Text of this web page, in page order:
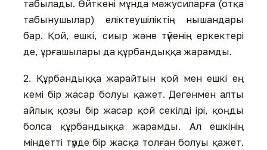
табылады. Өйткені мұнда мәжусиларға (отқа
табынушылар) еліктеушіліктің нышандары
бар. Қой, ешкі, сиыр және түйенің еркектері
де, ұрғашылары да құрбандыққа жарамды.
2. Құрбандыққа жарайтын қой мен ешкі ең
кемі бір жасар болуы қажет. Дегенмен алты
айлық қозы бір жасар қой секілді ірі, қоңды
болса құрбандыққа жарамды. Ал ешкінің
міндетті түрде бір жасқа толған болуы қажет.